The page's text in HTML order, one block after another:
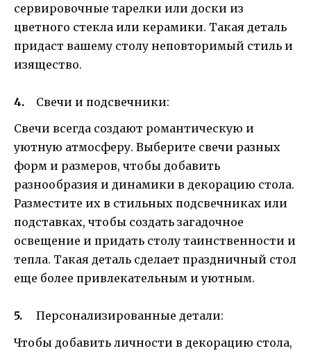
сервировочные тарелки или доски из
цветного стекла или керамики. Такая деталь
придаст вашему столу неповторимый стиль и
изящество.
Свечи и подсвечники:
Свечи всегда создают романтическую и
уютную атмосферу. Выберите свечи разных
форм и размеров, чтобы добавить
разнообразия и динамики в декорацию стола.
Разместите их в стильных подсвечниках или
подставках, чтобы создать загадочное
освещение и придать столу таинственности и
тепла. Такая деталь сделает праздничный стол
еще более привлекательным и уютным.
Персонализированные детали:
Чтобы добавить личности в декорацию стола,